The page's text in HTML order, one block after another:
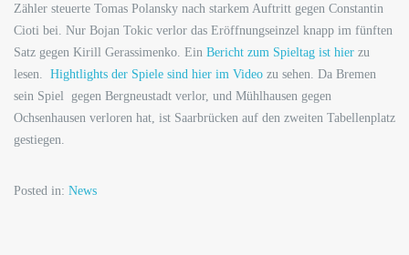
Zähler steuerte Tomas Polansky nach starkem Auftritt gegen Constantin
Cioti bei. Nur Bojan Tokic verlor das Eröffnungseinzel knapp im fünften
Satz gegen Kirill Gerassimenko. Ein Bericht zum Spieltag ist hier zu
lesen. Hightlights der Spiele sind hier im Video zu sehen. Da Bremen
sein Spiel gegen Bergneustadt verlor, und Mühlhausen gegen
Ochsenhausen verloren hat, ist Saarbrücken auf den zweiten Tabellenplatz
gestiegen.
Posted in: News